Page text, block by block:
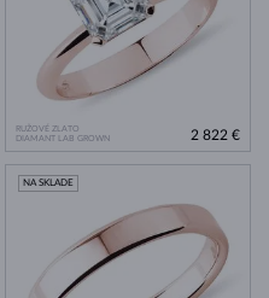
RUŽOVÉ ZLATO
DIAMANT LAB GROWN
2 822 €
NA SKLADE